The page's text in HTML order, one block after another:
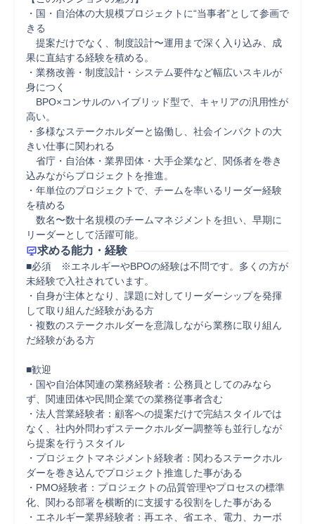
・国・自治体の大規模プロジェクトに“当事者”として参画で
きる
提案だけでなく、制度設計〜運用まで深く入り込み、成
果に直結する経験を積める。
・業務改善・制度設計・システム要件など幅広いスキルが
身につく
BPO×コンサルのハイブリッド型で、キャリアの汎用性が
高い。
・多様なステークホルダーと協働し、社会インパクトの大
きい仕事に関われる
省庁・自治体・業界団体・大手企業など、関係者を巻き
込みながらプロジェクトを推進。
・年単位のプロジェクトで、チームを率いるリーダー経験
を積める
数名〜数十名規模のチームマネジメントを担い、早期に
リーダーとして活躍可能。
求める能力・経験
■必須　※エネルギーやBPOの経験は不問です。多くの方が
未経験で入社されています。
・自身が主体となり、課題に対してリーダーシップを発揮
して取り組んだ経験がある方
・複数のステークホルダーを意識しながら業務に取り組ん
だ経験がある方
■歓迎
・国や自治体関連の業務経験者：公務員としてのみなら
ず、関連団体や民間企業での業務従事者含む
・法人営業経験者：顧客への提案だけで完結スタイルでは
なく、社内外問わずステークホルダー調整等も並行しなが
ら提案を行うスタイル
・プロジェクトマネジメント経験者：関わるステークホル
ダーを巻き込んでプロジェクト推進した事がある
・PMO経験者：プロジェクトの品質管理やプロセスの標準
化、関わる部署を横断的に支援する役割をした事がある
・エネルギー業界経験者：再エネ、省エネ、電力、カーボ